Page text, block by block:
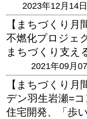
2023年12月14
【まちづくり月
不燃化プロジェ
まちづくり支え
2021年09月
【まちづくり月
デン羽生岩瀬=
住宅開発、「歩